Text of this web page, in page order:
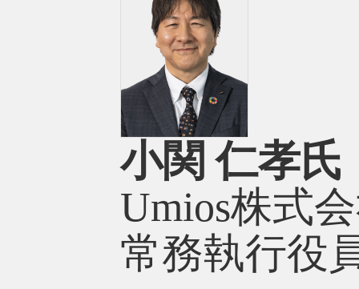
小関 仁孝氏
Umios株式
常務執行役